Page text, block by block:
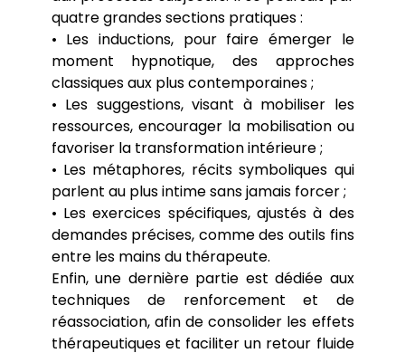
quatre grandes sections pratiques :
• Les inductions, pour faire émerger le
moment hypnotique, des approches
classiques aux plus contemporaines ;
• Les suggestions, visant à mobiliser les
ressources, encourager la mobilisation ou
favoriser la transformation intérieure ;
• Les métaphores, récits symboliques qui
parlent au plus intime sans jamais forcer ;
• Les exercices spécifiques, ajustés à des
demandes précises, comme des outils fins
entre les mains du thérapeute.
Enfin, une dernière partie est dédiée aux
techniques de renforcement et de
réassociation, afin de consolider les effets
thérapeutiques et faciliter un retour fluide